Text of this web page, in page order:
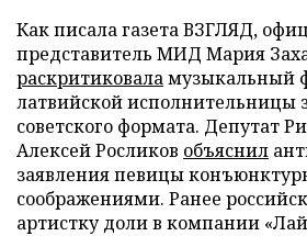
Как писала газета ВЗГЛЯД,
представитель МИД Мария
раскритиковаламузыкальный
латвийской исполнительницы
советского формата. Депутат
Алексей Росликов объяснил
заявления певицы
соображениями. Ранее
артистку доли в компании